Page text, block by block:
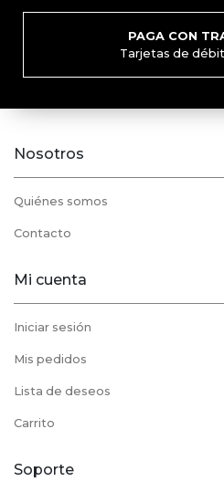
PAGA CON
Tarjetas de
Nosotros
Quiénes somos
Contacto
Mi cuenta
Iniciar sesión
Mis pedidos
Lista de deseos
Carrito
Soporte